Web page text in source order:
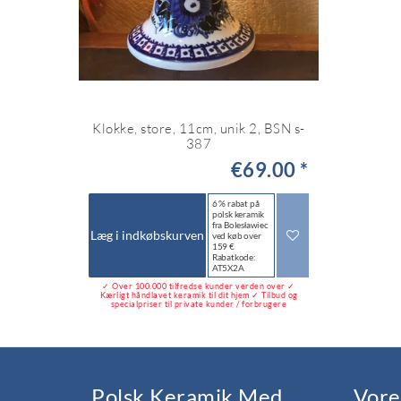
Klokke, store, 11cm, unik 2, BSN s-
387
€69.00 *
Læg i indkøbskurven
6 % rabat på
polsk keramik
fra Bolesławiec
ved køb over
159 €
Rabatkode:
AT5X2A
✓ Over 100.000 tilfredse kunder verden over ✓
Kærligt håndlavet keramik til dit hjem ✓ Tilbud og
specialpriser til private kunder / forbrugere